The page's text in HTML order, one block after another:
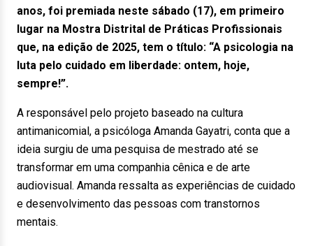
anos, foi premiada neste sábado (17), em primeiro
lugar na Mostra Distrital de Práticas Profissionais
que, na edição de 2025, tem o título: “A psicologia na
luta pelo cuidado em liberdade: ontem, hoje,
sempre!”.
A responsável pelo projeto baseado na cultura
antimanicomial, a psicóloga Amanda Gayatri, conta que a
ideia surgiu de uma pesquisa de mestrado até se
transformar em uma companhia cênica e de arte
audiovisual. Amanda ressalta as experiências de cuidado
e desenvolvimento das pessoas com transtornos
mentais.